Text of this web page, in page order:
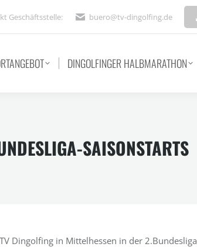
Geschäftsstelle: buero@tv-dingolfing.de
DINGOLFINGER HALBMARATHON
SAISONSTARTS
Dingolfing in Mittelhessen in der 2.Bundesliga